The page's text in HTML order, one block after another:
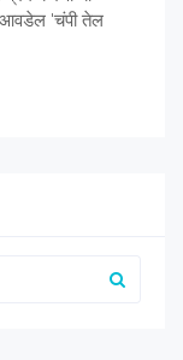
आवडेल 'चंपी तेल